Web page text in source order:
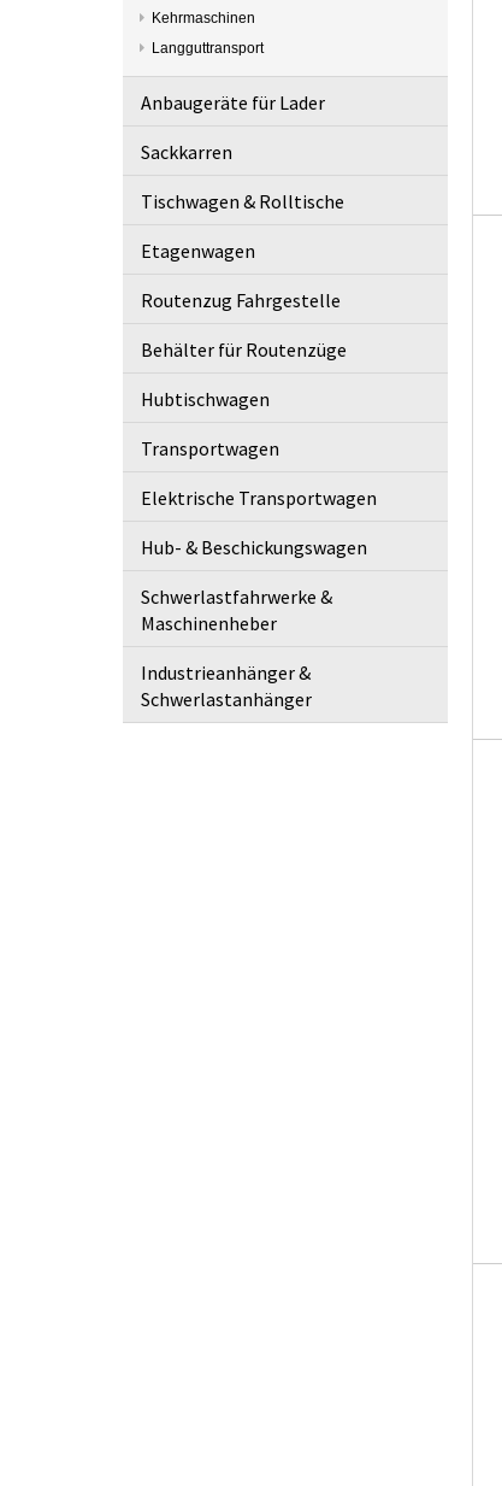
Kehrmaschinen
Langguttransport
Anbaugeräte für Lader
Sackkarren
Tischwagen & Rolltische
Etagenwagen
Routenzug Fahrgestelle
Behälter für Routenzüge
Hubtischwagen
Transportwagen
Elektrische Transportwagen
Hub- & Beschickungswagen
Schwerlastfahrwerke &
Maschinenheber
Industrieanhänger &
Schwerlastanhänger